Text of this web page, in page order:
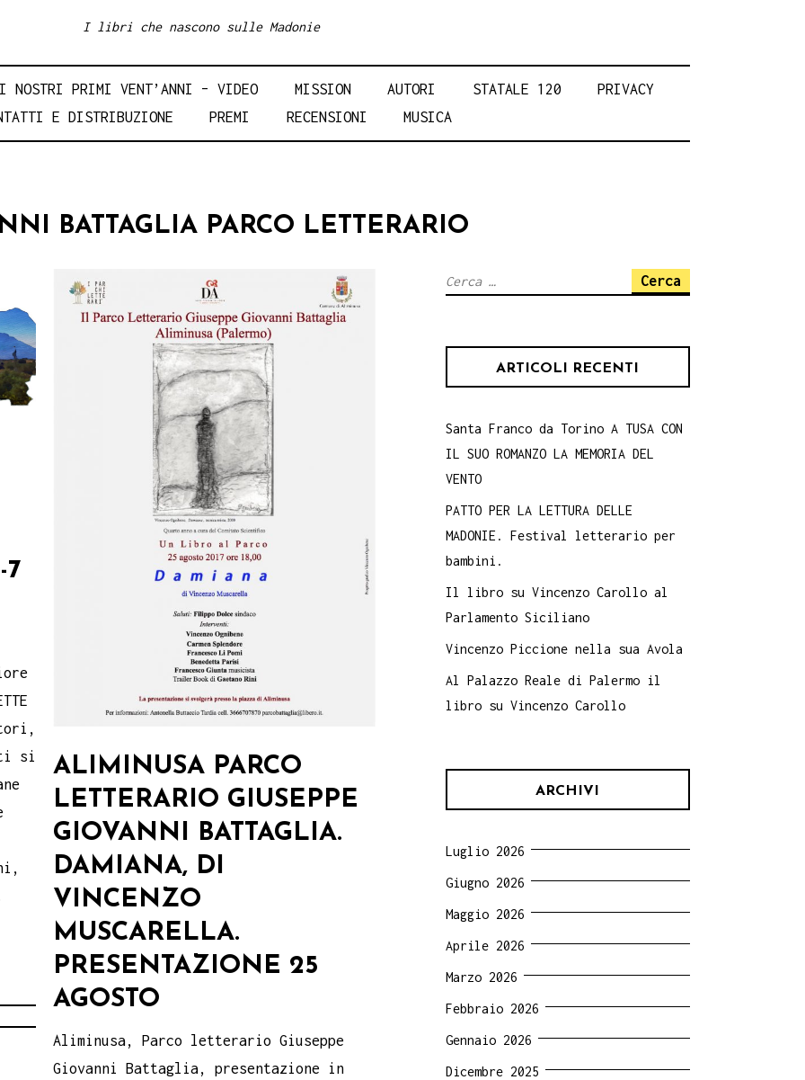
I libri che nascono sulle Madonie
I NOSTRI PRIMI VENT’ANNI – VIDEO MISSION AUTORI STATALE 120
PRIVACY
E DISTRIBUZIONE
PREMI RECENSIONI MUSICA
BATTAGLIA PARCO LETTERARIO
7
si
ALIMINUSA PARCO
LETTERARIO GIUSEPPE
GIOVANNI BATTAGLIA.
DAMIANA, DI
VINCENZO
MUSCARELLA.
PRESENTAZIONE 25
AGOSTO
Aliminusa, Parco letterario Giuseppe
Giovanni Battaglia, presentazione in
Ricerca
ARTICOLI RECENTI
Santa Franco da Torino A TUSA CON
IL SUO ROMANZO LA MEMORIA DEL
VENTO
PATTO PER LA LETTURA DELLE
MADONIE. Festival letterario per
bambini.
Il libro su Vincenzo Carollo al
Parlamento Siciliano
Vincenzo Piccione nella sua Avola
Al Palazzo Reale di Palermo il
libro su Vincenzo Carollo
ARCHIVI
Luglio 2026
Giugno 2026
Maggio 2026
Aprile 2026
Marzo 2026
Febbraio 2026
Gennaio 2026
Dicembre 2025